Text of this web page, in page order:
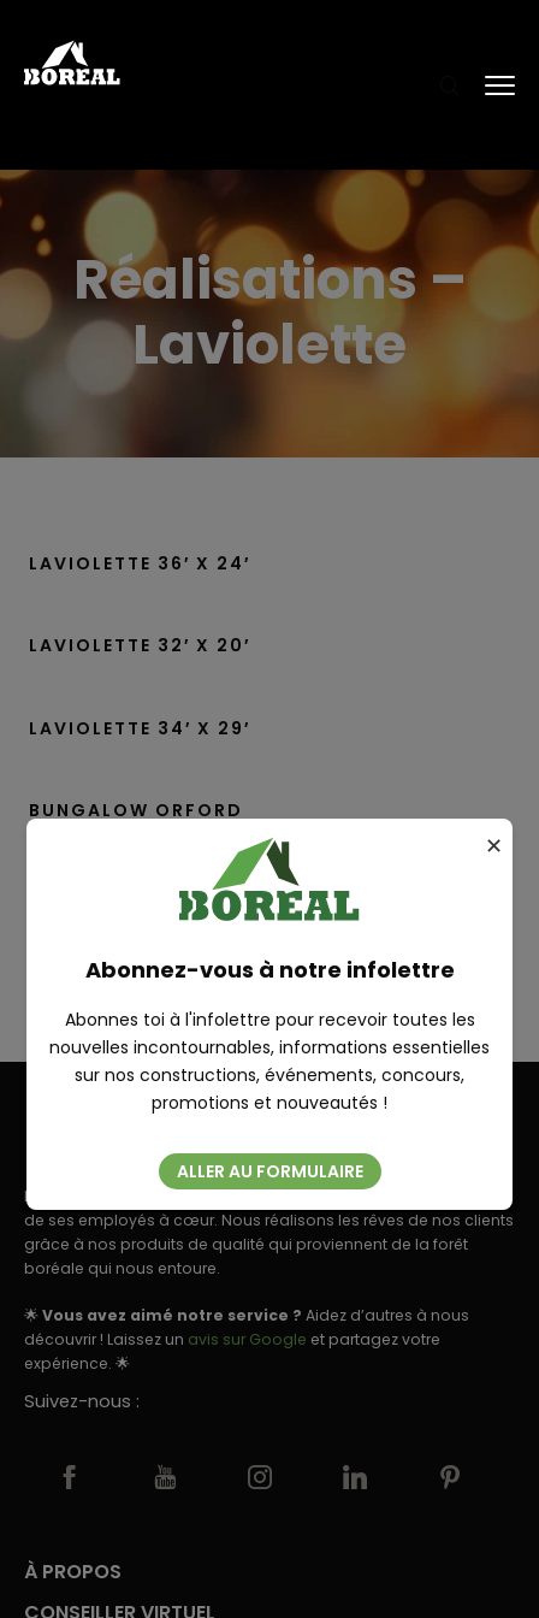
Réalisations –
Laviolette
LAVIOLETTE 36′ X 24′
LAVIOLETTE 32′ X 20′
LAVIOLETTE 34′ X 29′
BUNGALOW ORFORD
LAVIOLETTE 34′ X 29′
VOIR PLUS DE RÉALISATIONS
Abonnez-vous à notre infolettre
Abonnes toi à l'infolettre pour recevoir toutes les
nouvelles incontournables, informations essentielles
sur nos constructions, événements, concours,
promotions et nouveautés !
ALLER AU FORMULAIRE
✕
Boréal est une entreprise aux valeurs familiales qui a le bien-être
de ses employés à cœur. Nous réalisons les rêves de nos clients
grâce à nos produits de qualité qui proviennent de la forêt
boréale qui nous entoure.
🌟Vous avez aimé notre service ? Aidez d’autres à nous
découvrir ! Laissez un avis sur Google et partagez votre
expérience. 🌟
Suivez-nous :
À PROPOS
Fermer